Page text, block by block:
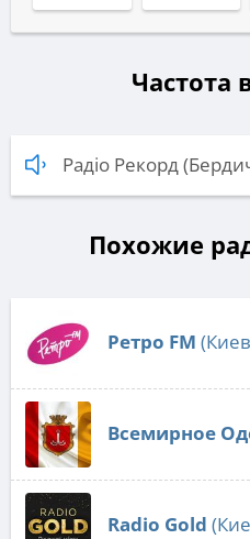
Частота
Радіо Рекорд
Похожие
Ретро FM
Всемирное
Radio Gold